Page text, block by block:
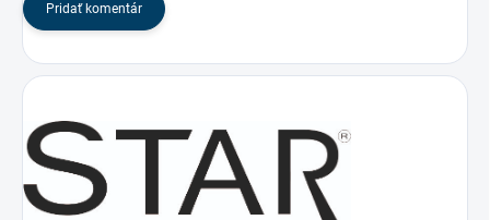
Pridať komentár